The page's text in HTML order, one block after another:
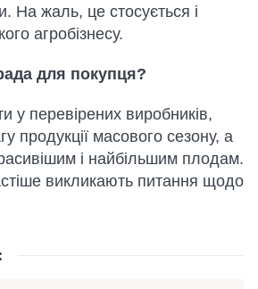
На жаль, це стосується і
агробізнесу.
для покупця?
у перевірених виробників,
продукції масового сезону, а
і найбільшим плодам.
викликають питання щодо